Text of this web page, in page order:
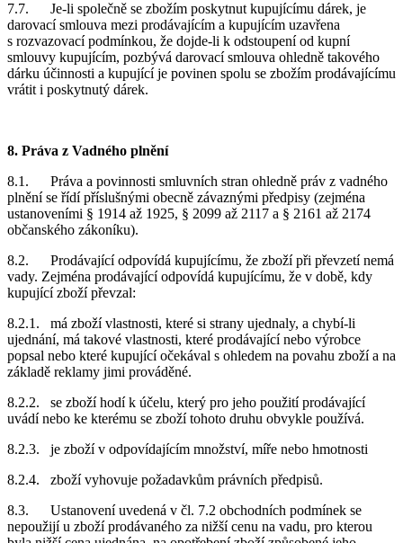
7.7. Je-li společně se zbožím poskytnut kupujícímu dárek, je
darovací smlouva mezi prodávajícím a kupujícím uzavřena
s rozvazovací podmínkou, že dojde-li k odstoupení od kupní
smlouvy kupujícím, pozbývá darovací smlouva ohledně takového
dárku účinnosti a kupující je povinen spolu se zbožím prodávajícímu
vrátit i poskytnutý dárek.
8. Práva z Vadného plnění
8.1. Práva a povinnosti smluvních stran ohledně práv z vadného
plnění se řídí příslušnými obecně závaznými předpisy (zejména
ustanoveními § 1914 až 1925, § 2099 až 2117 a § 2161 až 2174
občanského zákoníku).
8.2. Prodávající odpovídá kupujícímu, že zboží při převzetí nemá
vady. Zejména prodávající odpovídá kupujícímu, že v době, kdy
kupující zboží převzal:
8.2.1. má zboží vlastnosti, které si strany ujednaly, a chybí-li
ujednání, má takové vlastnosti, které prodávající nebo výrobce
popsal nebo které kupující očekával s ohledem na povahu zboží a na
základě reklamy jimi prováděné.
8.2.2. se zboží hodí k účelu, který pro jeho použití prodávající
uvádí nebo ke kterému se zboží tohoto druhu obvykle používá.
8.2.3. je zboží v odpovídajícím množství, míře nebo hmotnosti
8.2.4. zboží vyhovuje požadavkům právních předpisů.
8.3. Ustanovení uvedená v čl. 7.2 obchodních podmínek se
nepoužijí u zboží prodávaného za nižší cenu na vadu, pro kterou